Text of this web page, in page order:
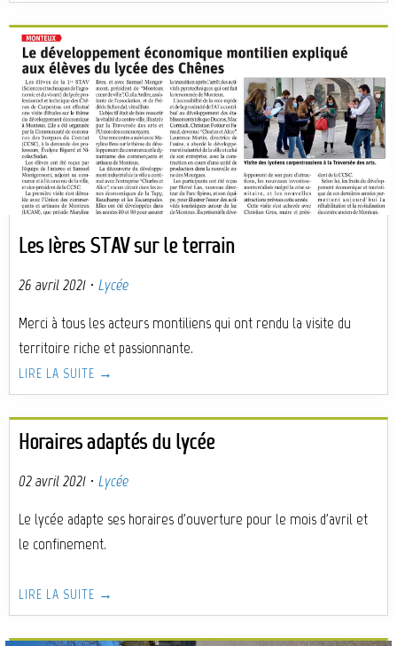
Les 1ères STAV sur le terrain
26 avril 2021 · Lycée
Merci à tous les acteurs montiliens qui ont rendu la visite du
territoire riche et passionnante.
LIRE LA SUITE →
Horaires adaptés du lycée
02 avril 2021 · Lycée
Le lycée adapte ses horaires d'ouverture pour le mois d'avril et
le confinement.
LIRE LA SUITE →